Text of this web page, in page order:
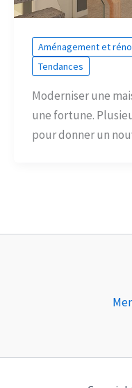
Aménagement et
Tendances
Moderniser une
une fortune.
pour donner un